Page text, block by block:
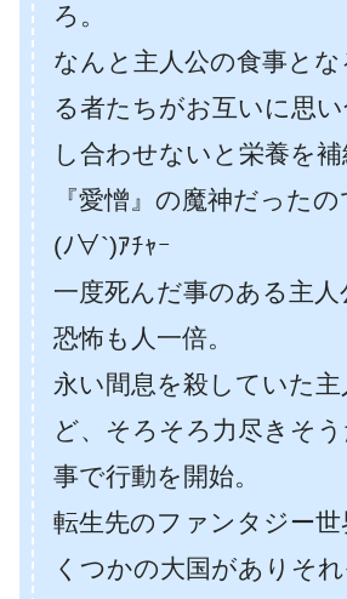
ろ。
なんと主人公の食事と
る者たちがお互いに思
し合わせないと栄養を
『愛憎』の魔神だったの
(ﾉ∀`)ｱﾁｬｰ
一度死んだ事のある主人
恐怖も人一倍。
永い間息を殺していた主
ど、そろそろ力尽きそ
事で行動を開始。
転生先のファンタジー
くつかの大国がありそ